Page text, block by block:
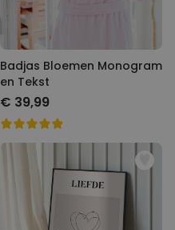
Badjas Bloemen Monogram
en Tekst
€ 39,99